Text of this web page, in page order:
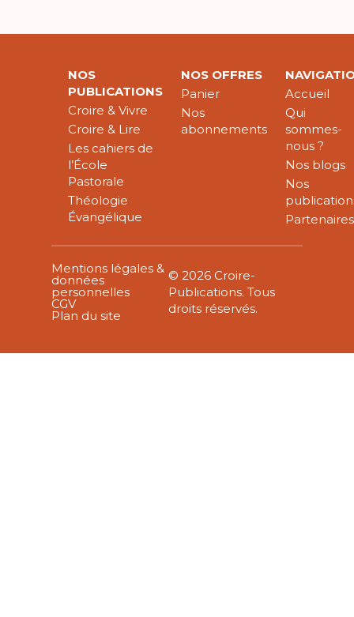
NOS
PUBLICATIONS
Croire & Vivre
Croire & Lire
Les cahiers de
l’École
Pastorale
Théologie
Évangélique
NOS OFFRES
Panier
Nos
abonnements
Accueil
Qui
sommes-
nous ?
Nos blogs
Nos
Partenaires
Mentions légales &
données
personnelles
CGV
Plan du site
© 2026 Croire-
Publications. Tous
droits réservés.